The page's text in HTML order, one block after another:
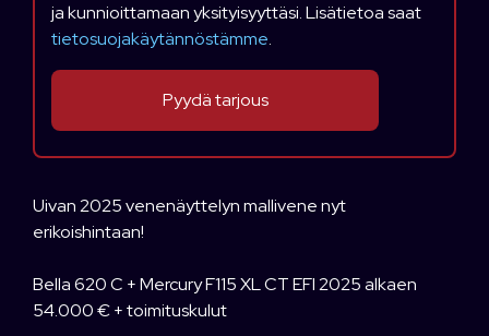
ja kunnioittamaan yksityisyyttäsi. Lisätietoa saat
tietosuojakäytännöstämme.
Uivan 2025 venenäyttelyn mallivene nyt
erikoishintaan!
Bella 620 C + Mercury F115 XL CT EFI 2025 alkaen
54.000 € + toimituskulut